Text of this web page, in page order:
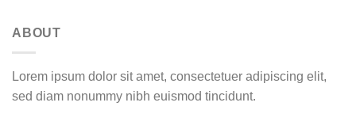
ABOUT
Lorem ipsum dolor sit amet, consectetuer adipiscing elit,
sed diam nonummy nibh euismod tincidunt.